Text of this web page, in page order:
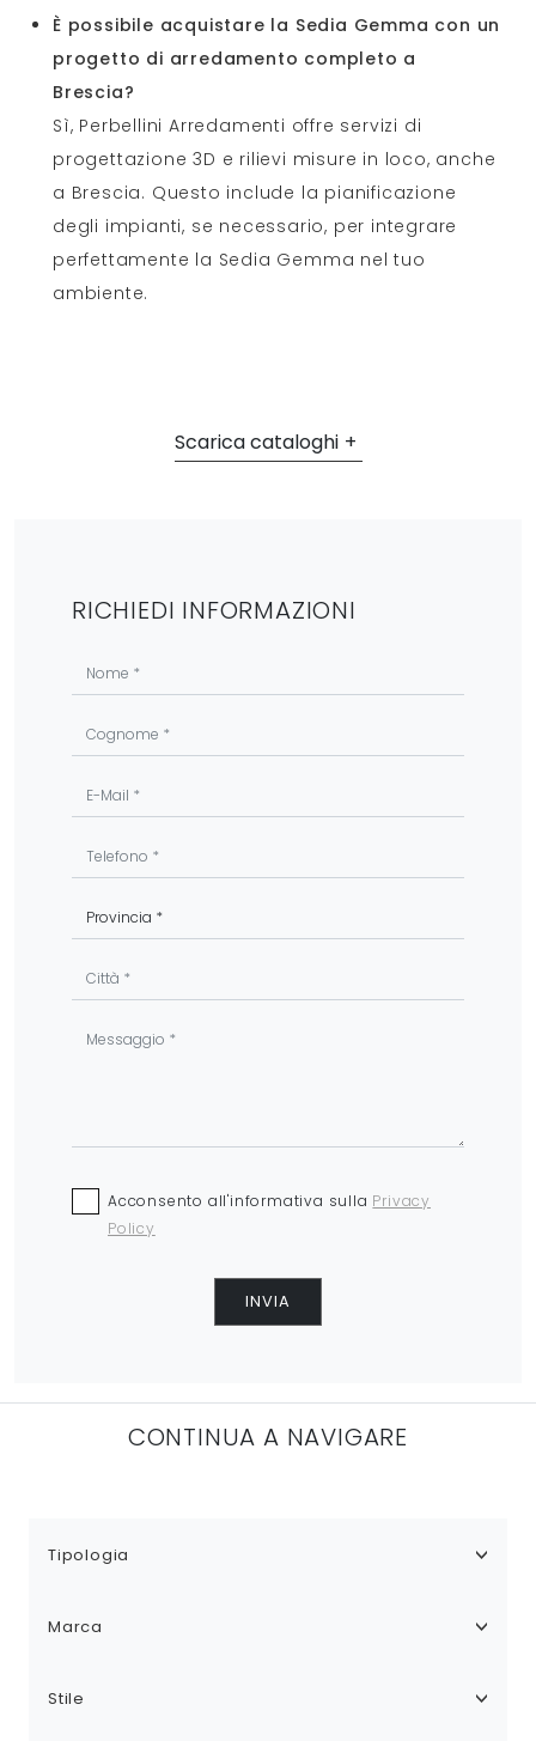
È possibile acquistare la Sedia Gemma con un
progetto di arredamento completo a
Brescia?
Sì, Perbellini Arredamenti offre servizi di
progettazione 3D e rilievi misure in loco, anche
a Brescia. Questo include la pianificazione
degli impianti, se necessario, per integrare
perfettamente la Sedia Gemma nel tuo
ambiente.
Scarica cataloghi
RICHIEDI INFORMAZIONI
Acconsento all'informativa sulla Privacy
Policy
INVIA
CONTINUA A NAVIGARE
Tipologia
Marca
Stile